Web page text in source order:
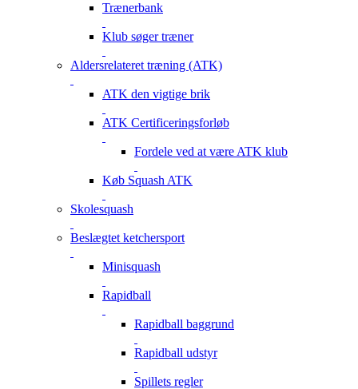
Trænerbank
Klub søger træner
Aldersrelateret træning (ATK)
ATK den vigtige brik
ATK Certificeringsforløb
Fordele ved at være ATK klub
Køb Squash ATK
Skolesquash
Beslægtet ketchersport
Minisquash
Rapidball
Rapidball baggrund
Rapidball udstyr
Spillets regler